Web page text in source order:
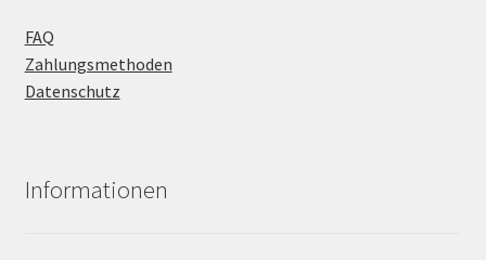
FAQ
Zahlungsmethoden
Datenschutz
Informationen